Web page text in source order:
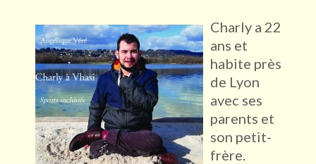
Charly a 22
ans et
habite près
de Lyon
avec ses
parents et
son petit-
frère.